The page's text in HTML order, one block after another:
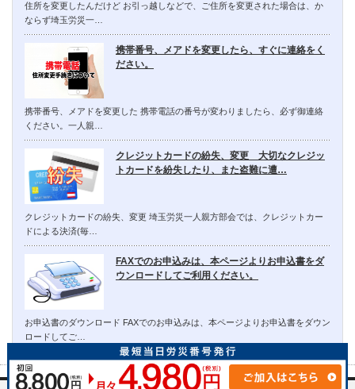
住所を変更したんだけど お引っ越しなどで、ご住所を変更された場合は、か
ならず埼玉労災一…
携帯番号、メアドを変更したら、すぐに連絡をく
ださい。
携帯番号、メアドを変更した 携帯電話の番号が変わりましたら、必ず御連絡
ください。一人親…
クレジットカードの紛失、変更 大切なクレジッ
トカードを紛失したり、また盗難に遭…
クレジットカードの紛失、変更 埼玉労災一人親方部会では、クレジットカー
ドによる決済(毎…
FAXでのお申込みは、本ページよりお申込書をダ
ウンロードしてご利用ください。
お申込書のダウンロード FAXでのお申込みは、本ページよりお申込書をダウン
ロードしてご…